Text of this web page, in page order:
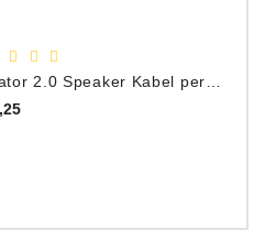
Equator 2.0 Speaker Kabel per meter
Prijs